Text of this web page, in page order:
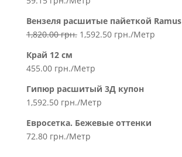
Вензеля расшитые пайеткой Ramus
1,820.00грн. 1,592.50 грн./Метр
Край 12 см
455.00 грн./Метр
Гипюр расшитый 3Д купон
1,592.50 грн./Метр
Евросетка. Бежевые оттенки
72.80 грн./Метр